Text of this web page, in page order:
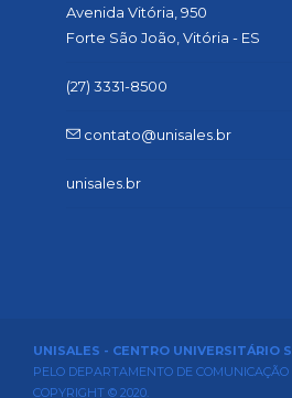
Avenida Vitória, 950
Forte São João, Vitória - ES
(27) 3331-8500
contato@unisales.br
unisales.br
UNISALES - CENTRO UNIVERSITÁRIO
PELO DEPARTAMENTO DE
COPYRIGHT © 2020.